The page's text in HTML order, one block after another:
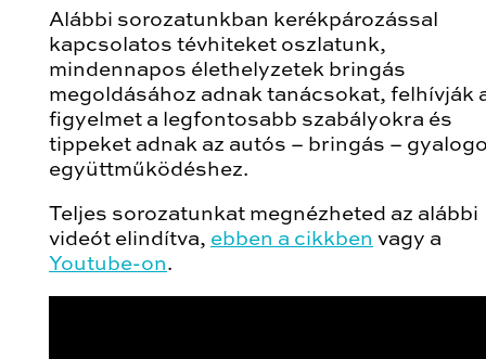
Alábbi sorozatunkban kerékpározással
kapcsolatos tévhiteket oszlatunk,
mindennapos élethelyzetek bringás
megoldásához adnak tanácsokat, felhívják
figyelmet a legfontosabb szabályokra és
tippeket adnak az autós – bringás –
együttműködéshez.
Teljes sorozatunkat megnézheted az alábbi
videót elindítva, ebben a cikkben vagy a
Youtube-on.